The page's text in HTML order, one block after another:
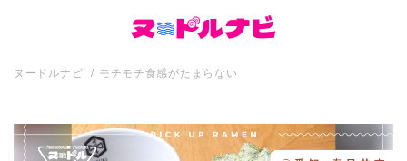
ヌードルナビ モチモチ食感がたまらない